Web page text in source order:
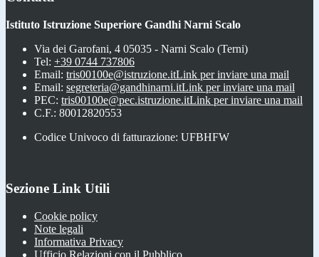
Istituto Istruzione Superiore Gandhi Narni Scalo
Via dei Garofani, 4 05035 - Narni Scalo (Terni)
Tel: +39 0744 737806
Email: tris00100e@istruzione.itLink per inviare una mail
Email: segreteria@gandhinarni.itLink per inviare una mail
PEC: tris00100e@pec.istruzione.itLink per inviare una mail
C.F.: 80012820553
Codice Univoco di fatturazione: UFBHFW
Sezione Link Utili
Cookie policy
Note legali
Informativa Privacy
Ufficio Relazioni con il Pubblico